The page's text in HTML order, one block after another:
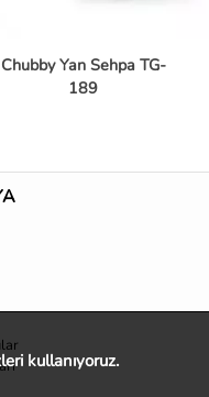
Chubby Yan Sehpa TG-
189
kullanıyoruz.